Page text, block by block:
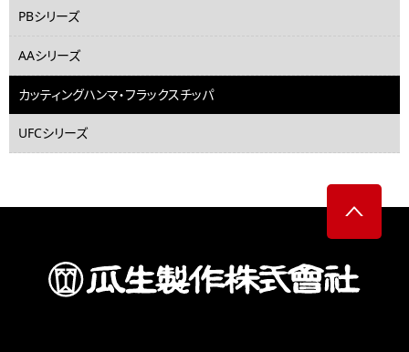
PBシリーズ
AAシリーズ
カッティングハンマ・フラックスチッパ
UFCシリーズ